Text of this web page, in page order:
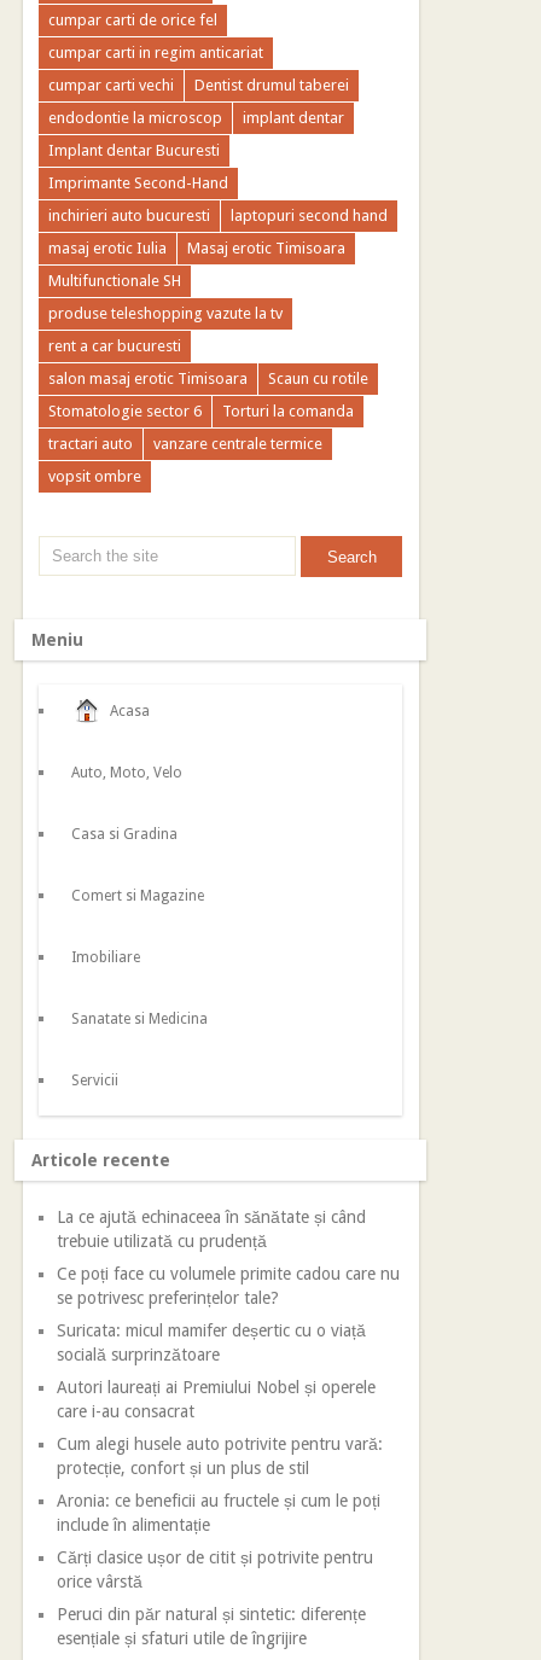
cumpar carti de orice fel
cumpar carti in regim anticariat
cumpar carti vechi
Dentist drumul taberei
endodontie la microscop
implant dentar
Implant dentar Bucuresti
Imprimante Second-Hand
inchirieri auto bucuresti
laptopuri second hand
masaj erotic Iulia
Masaj erotic Timisoara
Multifunctionale SH
produse teleshopping vazute la tv
rent a car bucuresti
salon masaj erotic Timisoara
Scaun cu rotile
Stomatologie sector 6
Torturi la comanda
tractari auto
vanzare centrale termice
vopsit ombre
Meniu
Acasa
Auto, Moto, Velo
Casa si Gradina
Comert si Magazine
Imobiliare
Sanatate si Medicina
Servicii
Articole recente
La ce ajută echinaceea în sănătate și când
trebuie utilizată cu prudență
Ce poți face cu volumele primite cadou care nu
se potrivesc preferințelor tale?
Suricata: micul mamifer deșertic cu o viață
socială surprinzătoare
Autori laureați ai Premiului Nobel și operele
care i-au consacrat
Cum alegi husele auto potrivite pentru vară:
protecție, confort și un plus de stil
Aronia: ce beneficii au fructele și cum le poți
include în alimentație
Cărți clasice ușor de citit și potrivite pentru
orice vârstă
Peruci din păr natural și sintetic: diferențe
esențiale și sfaturi utile de îngrijire